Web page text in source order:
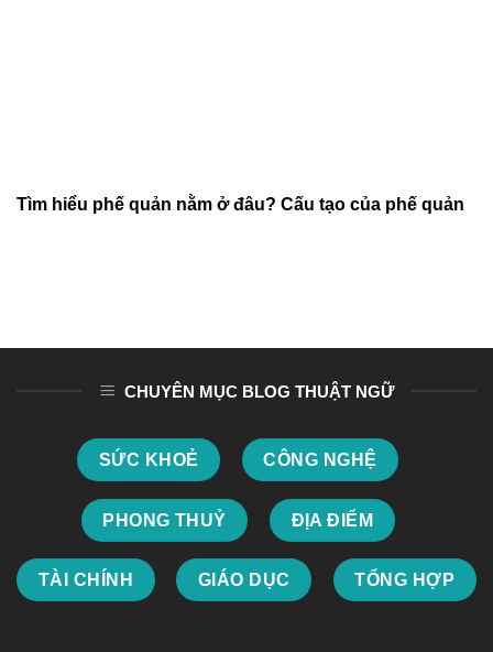
Tìm hiểu phế quản nằm ở đâu? Cấu tạo của phế quản
CHUYÊN MỤC BLOG THUẬT NGỮ
SỨC KHOẺ CÔNG NGHỆ
PHONG THUỶ ĐỊA ĐIỂM
TÀI CHÍNH GIÁO DỤC TỔNG HỢP